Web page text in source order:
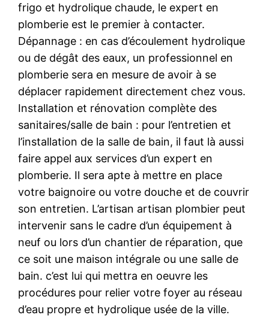
frigo et hydrolique chaude, le expert en
plomberie est le premier à contacter.
Dépannage : en cas d’écoulement hydrolique
ou de dégât des eaux, un professionnel en
plomberie sera en mesure de avoir à se
déplacer rapidement directement chez vous.
Installation et rénovation complète des
sanitaires/salle de bain : pour l’entretien et
l’installation de la salle de bain, il faut là aussi
faire appel aux services d’un expert en
plomberie. Il sera apte à mettre en place
votre baignoire ou votre douche et de couvrir
son entretien. L’artisan artisan plombier peut
intervenir sans le cadre d’un équipement à
neuf ou lors d’un chantier de réparation, que
ce soit une maison intégrale ou une salle de
bain. c’est lui qui mettra en oeuvre les
procédures pour relier votre foyer au réseau
d’eau propre et hydrolique usée de la ville.